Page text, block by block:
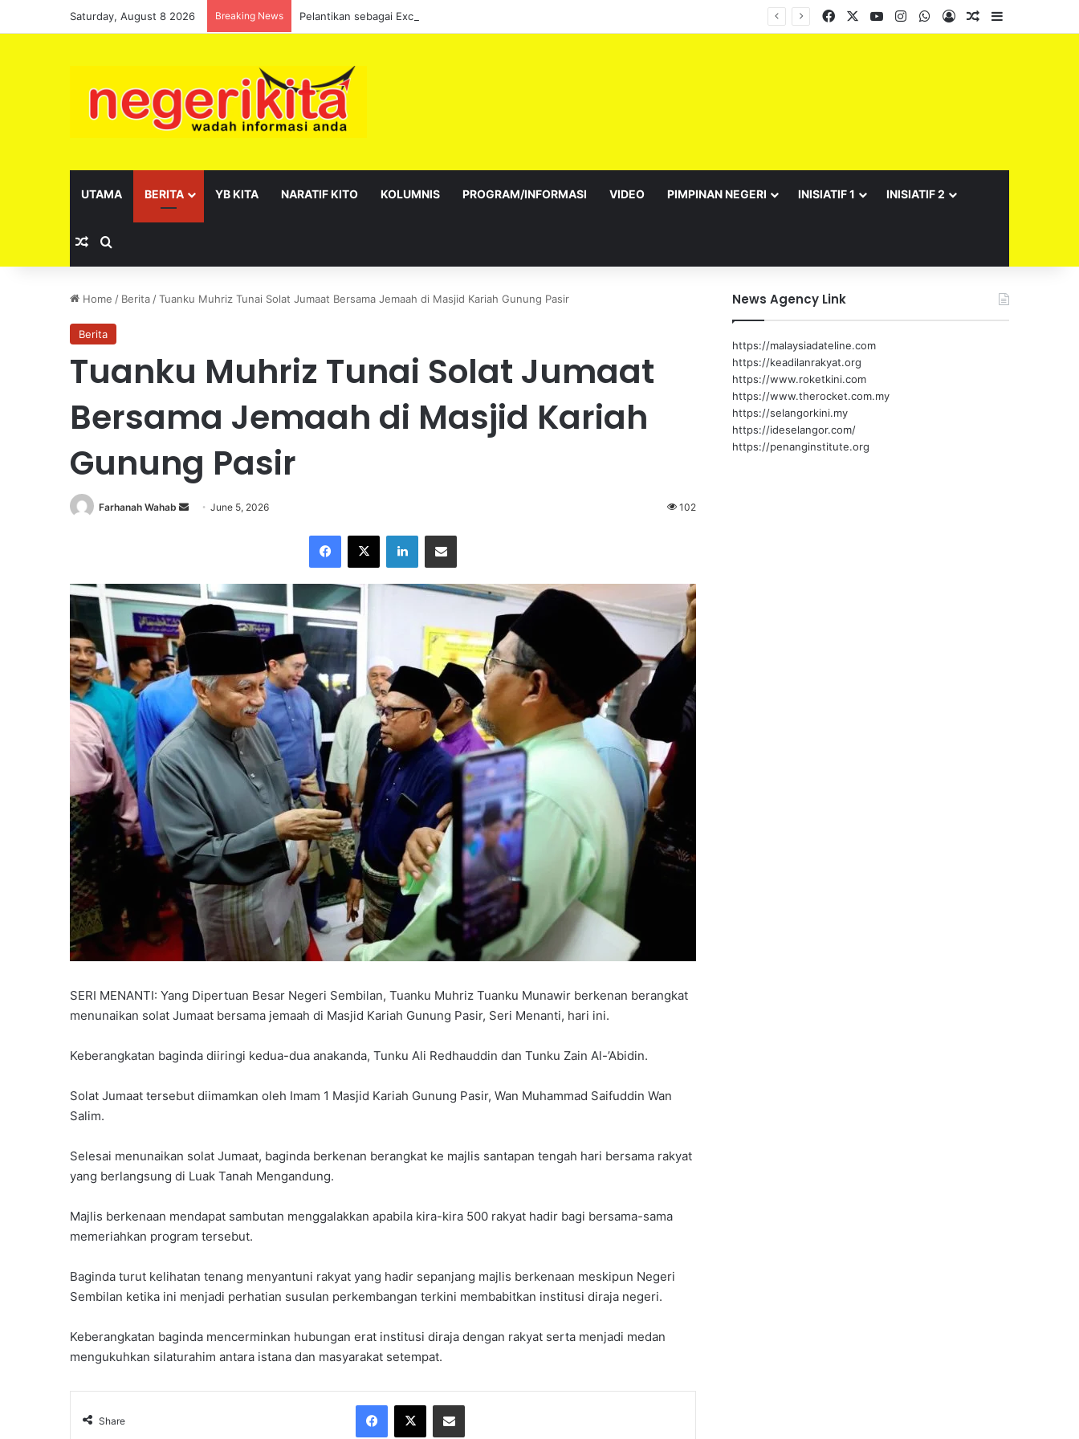
Saturday, August 8 2026 Breaking News Pelantikan sebagai Exco satu amanah besar – Siow Kong Choon Facebook YouTubeInstagramWhatsApp
Log InRandom Article
UTAMA BERITA YB KITA NARATIF KITO KOLUMNIS PROGRAM/INFORMASI VIDEO PIMPINAN NEGERI INISIATIF 1 INISIATIF 2
Random Article
Home / Berita /Tuanku Muhriz Tunai Solat Jumaat Bersama Jemaah di Masjid Kariah Gunung Pasir
Berita
Tuanku Muhriz Tunai Solat Jumaat
Bersama Jemaah di Masjid Kariah
Gunung Pasir
Farhanah Wahab
a
n
i
June 5, 2026 102
SERI MENANTI: Yang Dipertuan Besar Negeri Sembilan, Tuanku Muhriz Tuanku Munawir berkenan berangkat
menunaikan solat Jumaat bersama jemaah di Masjid Kariah Gunung Pasir, Seri Menanti, hari ini.
Keberangkatan baginda diiringi kedua-dua anakanda, Tunku Ali Redhauddin dan Tunku Zain Al-’Abidin.
Solat Jumaat tersebut diimamkan oleh Imam 1 Masjid Kariah Gunung Pasir, Wan Muhammad Saifuddin Wan
Salim.
Selesai menunaikan solat Jumaat, baginda berkenan berangkat ke majlis santapan tengah hari bersama rakyat
yang berlangsung di Luak Tanah Mengandung.
Majlis berkenaan mendapat sambutan menggalakkan apabila kira-kira 500 rakyat hadir bagi bersama-sama
memeriahkan program tersebut.
Baginda turut kelihatan tenang menyantuni rakyat yang hadir sepanjang majlis berkenaan meskipun Negeri
Sembilan ketika ini menjadi perhatian susulan perkembangan terkini membabitkan institusi diraja negeri.
Keberangkatan baginda mencerminkan hubungan erat institusi diraja dengan rakyat serta menjadi medan
mengukuhkan silaturahim antara istana dan masyarakat setempat.
Share
News Agency Link
https://malaysiadateline.com
https://keadilanrakyat.org
https://www.roketkini.com
https://www.therocket.com.my
https://selangorkini.my
https://ideselangor.com/
https://penanginstitute.org